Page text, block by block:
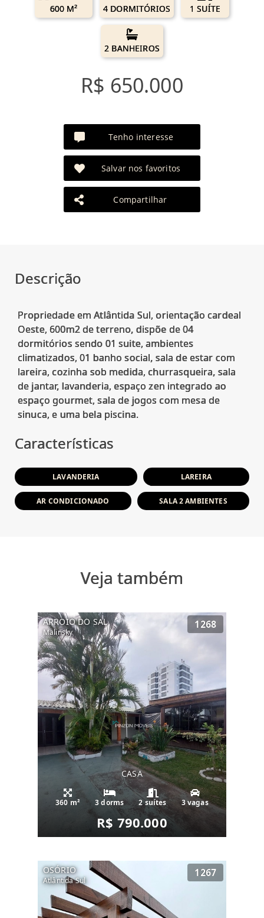
600 M² 4 DORMITÓRIOS 1 SUÍTE
2 BANHEIROS
R$ 650.000
Tenho interesse
Salvar nos favoritos
Compartilhar
Descrição
Propriedade em Atlântida Sul, orientação cardeal
Oeste, 600m2 de terreno, dispõe de 04
dormitórios sendo 01 suite, ambientes
climatizados, 01 banho social, sala de estar com
lareira, cozinha sob medida, churrasqueira, sala
de jantar, lavanderia, espaço zen integrado ao
espaço gourmet, sala de jogos com mesa de
Características
LAVANDERIA LAREIRA
AR CONDICIONADO SALA 2 AMBIENTES
Veja também
ARROIO DO SAL
Malinsky
1268
CASA
360 m² 3 dorms 2 suítes 3 vagas
R$ 790.000
OSÓRIO
Atlântida Sul
1267